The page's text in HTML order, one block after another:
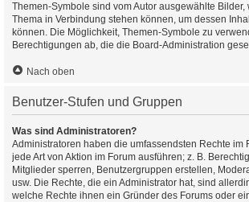
Themen-Symbole sind vom Autor ausgewählte Bilder,
Thema in Verbindung stehen können, um dessen
können. Die Möglichkeit, Themen-Symbole zu
Berechtigungen ab, die die Board-Administration
Nach oben
Benutzer-Stufen und Gruppen
Was sind Administratoren?
Administratoren haben die umfassendsten Rechte im
jede Art von Aktion im Forum ausführen; z. B.
Mitglieder sperren, Benutzergruppen erstellen,
usw. Die Rechte, die ein Administrator hat, sind
welche Rechte ihnen ein Gründer des Forums oder